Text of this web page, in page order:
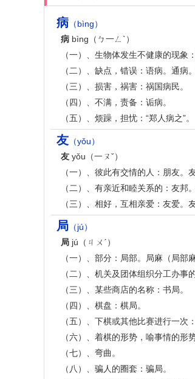
病 （bìng）
病 bìng（ㄅ一ㄥˋ）
（一）、生物体发生不健康的现象
（二）、缺点，错误：语病。通病
（三）、损害，祸害：祸国病民。
（四）、不满，责备：诟病。
（五）、烦躁，担忧：“郑人病之”。
友 （yǒu）
友 yǒu（一ㄡˇ）
（一）、彼此有交情的人：朋友。
（二）、有亲近和睦关系的：友邦
（三）、相好，互相亲爱：友爱。友
局 （jú）
局 jú（ㄐㄨˊ）
（一）、部分：局部。局麻（局部
（二）、机关及团体组织分工办事
（三）、某些商店的名称：书局。
（四）、棋盘：棋局。
（五）、下棋或其他比赛进行一次
（六）、着棋的形势，喻事情的形
（七）、弯曲。
（八）、骗人的圈套：骗局。